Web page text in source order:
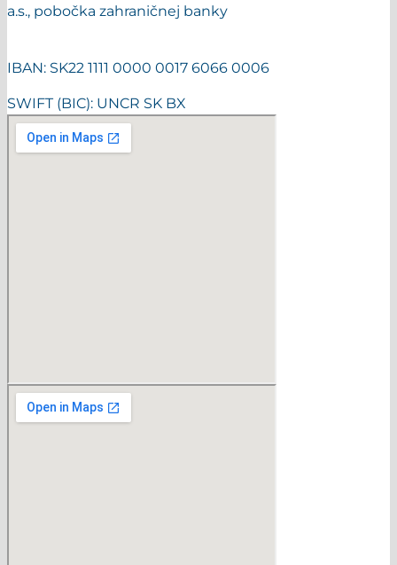
a.s., pobočka zahraničnej banky
IBAN: SK22 1111 0000 0017 6066 0006
SWIFT (BIC): UNCR SK BX